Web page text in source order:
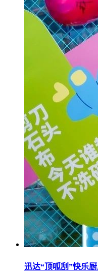
迅达“顶呱刮”快乐